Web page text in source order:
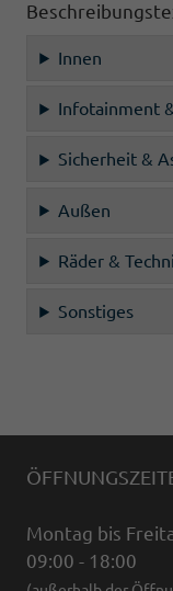
Innen
Infotainment
Sicherheit &
Außen
Räder &
Sonstiges
Montag bis
09:00 - 18:00